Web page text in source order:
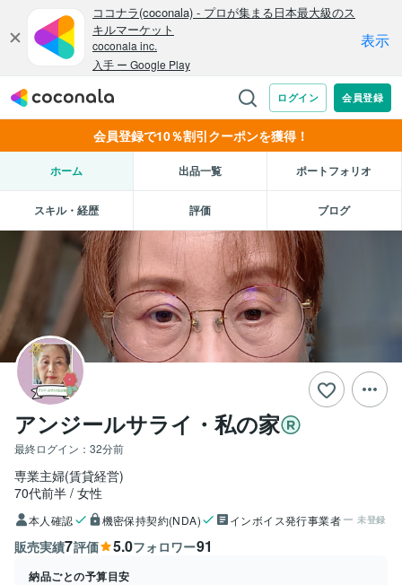
会員登録で10％割引クーポンを獲得！
ホーム 出品一覧 ポートフォリオ
スキル・経歴 評価 ブログ
アンジールサライ・私の家
最終ログイン： 32分前
専業主婦(賃貸経営)
70代前半 女性
本人確認 機密保持契約(NDA) インボイス発行事業者 未登録
販売実績7評価 5.0フォロワー91
納品ごとの予算目安